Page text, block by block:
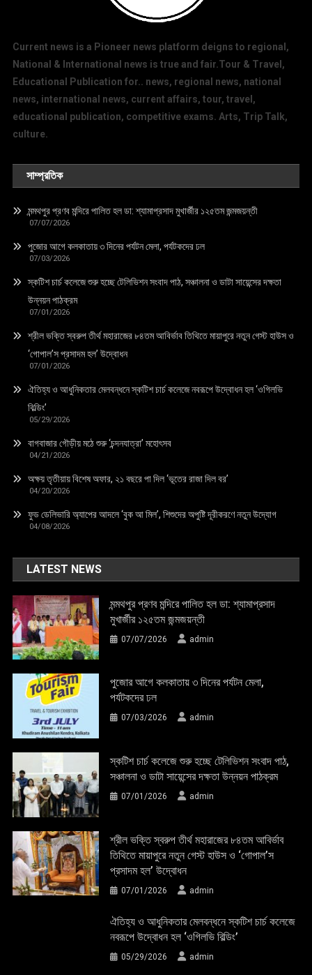
Current news is a Pioneer news platform deigns to regional,
National & International news is true and fair.Tour & Travel,
Educational Publication for.. news, regional news, national
news, international news, current affairs, tour, travel,
educational publication, competitive exams. Arts, Trip Talk,
culture.
সাম্প্রতিক
মন্মথপুর প্রণব মন্দিরে পালিত হল ডা: শ্যামাপ্রসাদ মুখার্জীর ১২৫তম জন্মজয়ন্তী
07/07/2026
পুজোর আগে কলকাতায় ৩ দিনের পর্যটন মেলা, পর্যটকদের ঢল
07/03/2026
স্কটিশ চার্চ কলেজে শুরু হচ্ছে টেলিভিশন সংবাদ পাঠ, সঞ্চালনা ও ডাটা সায়েন্সের দক্ষতা
উন্নয়ন পাঠক্রম
07/01/2026
শ্রীল ভক্তি স্বরুপ তীর্থ মহারাজের ৮৪তম আবির্ভাব তিথিতে মায়াপুরে নতুন গেস্ট হাউস ও
‘গোপাল’স প্রসাদম হল’ উদ্বোধন
07/01/2026
ঐতিহ্য ও আধুনিকতার মেলবন্ধনে স্কটিশ চার্চ কলেজে নবরূপে উদ্বোধন হল ‘ওগিলভি
বিল্ডিং’
05/29/2026
বাগবাজার গৌড়ীয় মঠে শুরু ‘চন্দনযাত্রা’ মহোৎসব
04/21/2026
অক্ষয় তৃতীয়ায় বিশেষ অফার, ২১ বছরে পা দিল ‘ভূতের রাজা দিল বর’
04/20/2026
ফুড ডেলিভারি অ্যাপের আদলে ‘বুক আ মিল’, শিশুদের অপুষ্টি দূরীকরণে নতুন উদ্যোগ
04/08/2026
LATEST NEWS
মন্মথপুর প্রণব মন্দিরে পালিত হল ডা: শ্যামাপ্রসাদ
মুখার্জীর ১২৫তম জন্মজয়ন্তী
07/07/2026 admin
পুজোর আগে কলকাতায় ৩ দিনের পর্যটন মেলা,
পর্যটকদের ঢল
07/03/2026 admin
স্কটিশ চার্চ কলেজে শুরু হচ্ছে টেলিভিশন সংবাদ পাঠ,
সঞ্চালনা ও ডাটা সায়েন্সের দক্ষতা উন্নয়ন পাঠক্রম
07/01/2026 admin
শ্রীল ভক্তি স্বরুপ তীর্থ মহারাজের ৮৪তম আবির্ভাব
তিথিতে মায়াপুরে নতুন গেস্ট হাউস ও ‘গোপাল’স
প্রসাদম হল’ উদ্বোধন
07/01/2026 admin
ঐতিহ্য ও আধুনিকতার মেলবন্ধনে স্কটিশ চার্চ কলেজে
নবরূপে উদ্বোধন হল ‘ওগিলভি বিল্ডিং’
05/29/2026 admin